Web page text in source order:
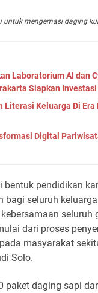
untuk mengemasi daging
Laboratorium AI dan
Siapkan
Literasi Keluarga Di
Digital
pendidikan
seluruh
seluruh
dari proses
masyarakat
Solo.
paket daging sapi